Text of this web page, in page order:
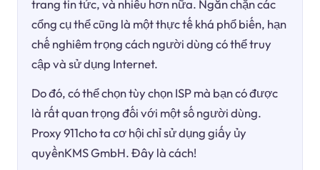
trang tin tức, và nhiều hơn nữa. Ngăn chặn các
cổng cụ thể cũng là một thực tế khá phổ biến, hạn
chế nghiêm trọng cách người dùng có thể truy
cập và sử dụng Internet.
Do đó, có thể chọn tùy chọn ISP mà bạn có được
là rất quan trọng đối với một số người dùng.
Proxy 911cho ta cơ hội chỉ sử dụng giấy ủy
quyềnKMS GmbH. Đây là cách!